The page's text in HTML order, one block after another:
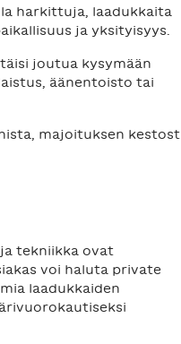
harkittuja, laadukkaita
ja yksityisyys.
joutua kysymään
äänentoisto tai
majoituksen kestost
tekniikka ovat
voi haluta private
laadukkaiden